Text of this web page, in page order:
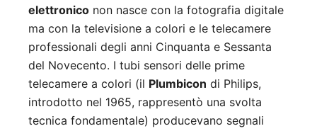
elettronico non nasce con la fotografia digitale
ma con la televisione a colori e le telecamere
professionali degli anni Cinquanta e Sessanta
del Novecento. I tubi sensori delle prime
telecamere a colori (il Plumbicon di Philips,
introdotto nel 1965, rappresentò una svolta
tecnica fondamentale) producevano segnali